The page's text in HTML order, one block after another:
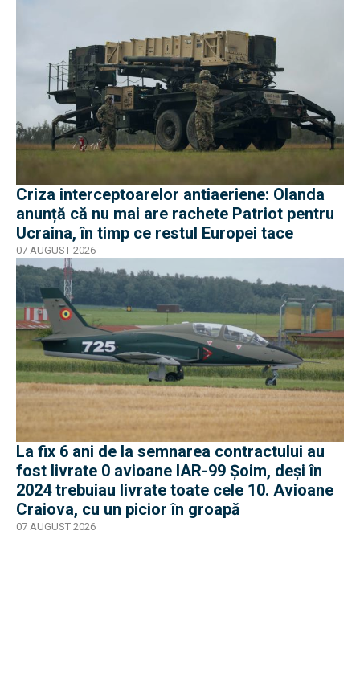
Criza interceptoarelor antiaeriene: Olanda
anunță că nu mai are rachete Patriot pentru
Ucraina, în timp ce restul Europei tace
07 AUGUST 2026
La fix 6 ani de la semnarea contractului au
fost livrate 0 avioane IAR-99 Șoim, deși în
2024 trebuiau livrate toate cele 10. Avioane
Craiova, cu un picior în groapă
07 AUGUST 2026